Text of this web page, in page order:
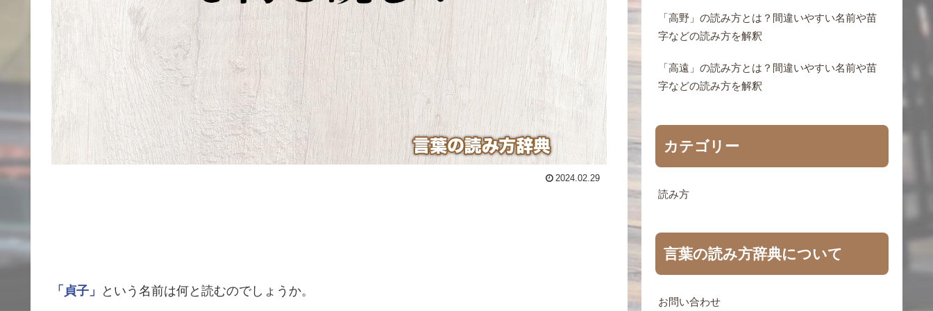
2024.02.29
「貞子」 という名前は何と読むのでしょうか。
「高野」の読み方とは？間違いやすい名前や苗
字などの読み方を解釈
「高遠」の読み方とは？間違いやすい名前や苗
字などの読み方を解釈
カテゴリー
読み方
言葉の読み方辞典について
お問い合わせ